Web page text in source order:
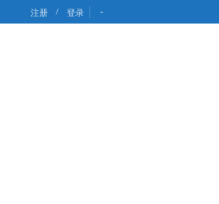
注册 / 登录 -